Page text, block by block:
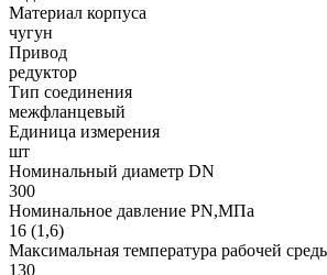
Материал корпуса
чугун
Привод
редуктор
Тип соединения
межфланцевый
Единица измерения
шт
Номинальный диаметр DN
300
Номинальное давление PN,МПа
16 (1,6)
Максимальная температура рабочей
130